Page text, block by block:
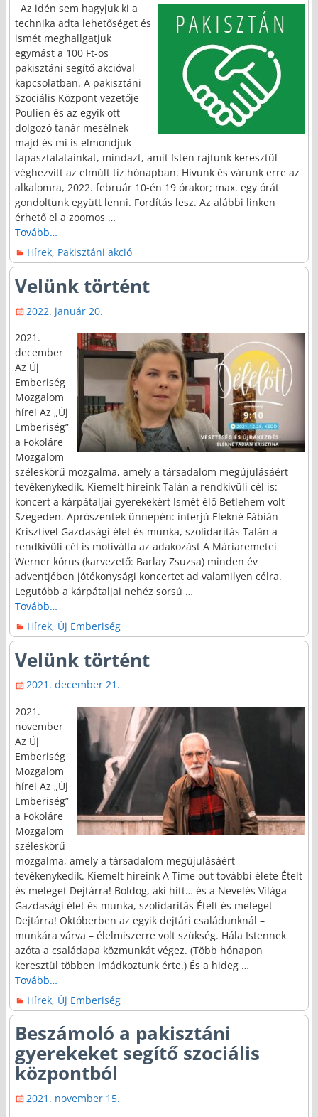
Az idén sem hagyjuk ki a
technika adta lehetőséget és
ismét meghallgatjuk
egymást a 100 Ft-os
pakisztáni segítő akcióval
kapcsolatban. A pakisztáni
Szociális Központ vezetője
Poulien és az egyik ott
dolgozó tanár mesélnek
majd és mi is elmondjuk
tapasztalatainkat, mindazt, amit Isten rajtunk keresztül
véghezvitt az elmúlt tíz hónapban. Hívunk és várunk erre az
alkalomra, 2022. február 10-én 19 órakor; max. egy órát
gondoltunk együtt lenni. Fordítás lesz. Az alábbi linken
érhető el a zoomos …
Tovább…
Hírek, Pakisztáni akció
Velünk történt
2022. január 20.
2021.
december
Az Új
Emberiség
Mozgalom
hírei Az „Új
Emberiség”
a Fokoláre
Mozgalom
széleskörű mozgalma, amely a társadalom megújulásáért
tevékenykedik. Kiemelt híreink Talán a rendkívüli cél is:
koncert a kárpátaljai gyerekekért Ismét élő Betlehem volt
Szegeden. Aprószentek ünnepén: interjú Elekné Fábián
Krisztivel Gazdasági élet és munka, szolidaritás Talán a
rendkívüli cél is motiválta az adakozást A Máriaremetei
Werner kórus (karvezető: Barlay Zsuzsa) minden év
adventjében jótékonysági koncertet ad valamilyen célra.
Legutóbb a kárpátaljai nehéz sorsú …
Tovább…
Hírek, Új Emberiség
Velünk történt
2021. december 21.
2021.
november
Az Új
Emberiség
Mozgalom
hírei Az „Új
Emberiség”
a Fokoláre
Mozgalom
széleskörű
mozgalma, amely a társadalom megújulásáért
tevékenykedik. Kiemelt híreink A Time out további élete Ételt
és meleget Dejtárra! Boldog, aki hitt… és a Nevelés Világa
Gazdasági élet és munka, szolidaritás Ételt és meleget
Dejtárra! Októberben az egyik dejtári családunknál –
munkára várva – élelmiszerre volt szükség. Hála Istennek
azóta a családapa közmunkát végez. (Több hónapon
keresztül többen imádkoztunk érte.) És a hideg …
Tovább…
Hírek, Új Emberiség
Beszámoló a pakisztáni
gyerekeket segítő szociális
központból
2021. november 15.